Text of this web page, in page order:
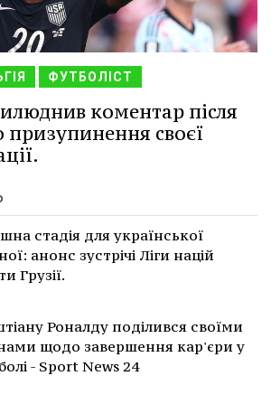
ФУТБОЛІСТ
коментар після
призупинення своєї
стадія для української
анонс зустрічі Ліги націй
Грузії.
Роналду поділився своїми
щодо завершення кар'єри у
- Sport News 24